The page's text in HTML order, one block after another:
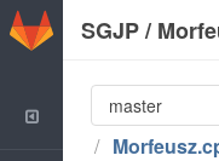
GitLab
SGJP/
Back to Group
master